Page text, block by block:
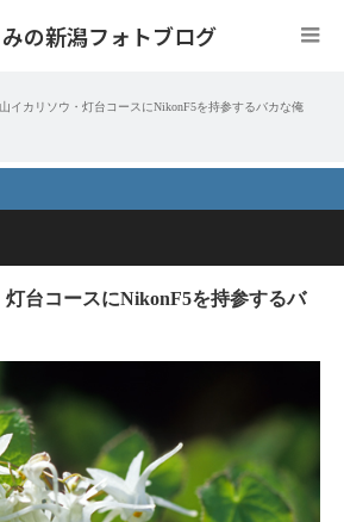
の新潟フォトブログ
イカリソウ・灯台コースにNikonF5を持参するバカな俺
台コースにNikonF5を持参するバ